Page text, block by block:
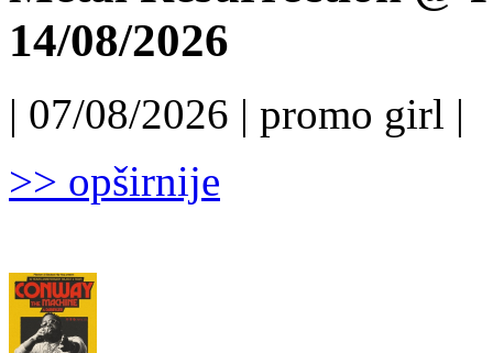
14/08/2026
| 07/08/2026 | promo girl |
>> opširnije